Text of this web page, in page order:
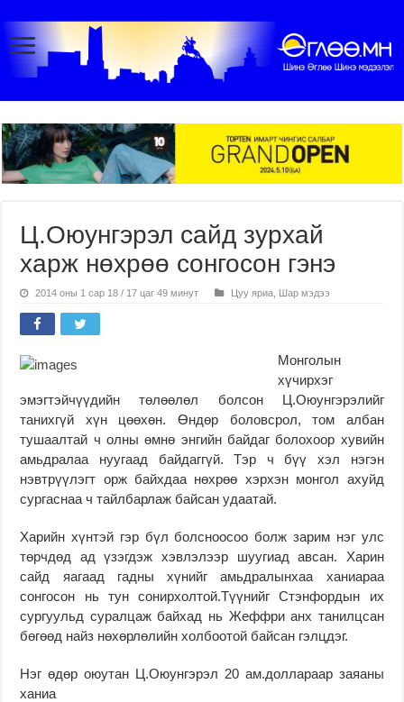
Ц.Оюунгэрэл сайд зурхай
харж нөхрөө сонгосон гэнэ
2014 оны 1 сар 18 / 17 цаг 49 минут Цуу яриа Шар мэдээ
Монголын
хүчирхэг
эмэгтэйчүүдийн төлөөлөл болсон Ц.Оюунгэрэлийг
танихгүй хүн цөөхөн. Өндөр боловсрол, том албан
тушаалтай ч олны өмнө энгийн байдаг болохоор хувийн
амьдралаа нуугаад байдаггүй. Тэр ч бүү хэл нэгэн
нэвтрүүлэгт орж байхдаа нөхрөө хэрхэн монгол ахуйд
сургаснаа ч тайлбарлаж байсан удаатай.
Харийн хүнтэй гэр бүл болсноосоо болж зарим нэг улс
төрчдөд ад үзэгдэж хэвлэлээр шуугиад авсан. Харин
сайд яагаад гадны хүнийг амьдралынхаа ханиараа
сонгосон нь тун сонирхолтой.Түүнийг Стэнфордын их
сургуульд суралцаж байхад нь Жеффри анх танилцсан
бөгөөд найз нөхөрлөлийн хол­боотой байсан гэлцдэг.
Нэг өдөр оюутан Ц.Оюунгэрэл 20 ам.доллараар заяаны
ханиа